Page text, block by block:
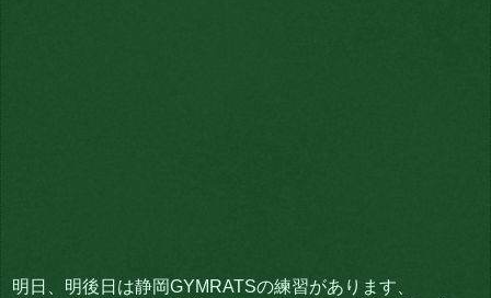
明日、明後日は静岡GYMRATSの練習があります、